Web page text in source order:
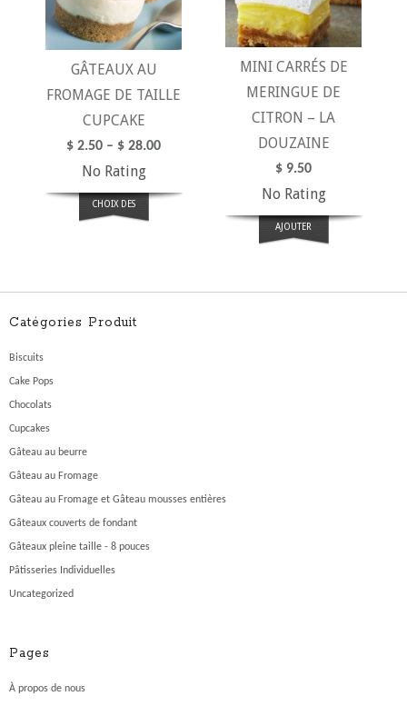
GÂTEAUX AU
FROMAGE DE TAILLE
CUPCAKE
$ 2.50 – $ 28.00
No Rating
CHOIX DES
MINI CARRÉS DE
MERINGUE DE
CITRON – LA
DOUZAINE
$ 9.50
No Rating
AJOUTER
Catégories Produit
Biscuits
Cake Pops
Chocolats
Cupcakes
Gâteau au beurre
Gâteau au Fromage
Gâteau au Fromage et Gâteau mousses entières
Gâteaux couverts de fondant
Gâteaux pleine taille - 8 pouces
Pâtisseries Individuelles
Uncategorized
Pages
À propos de nous